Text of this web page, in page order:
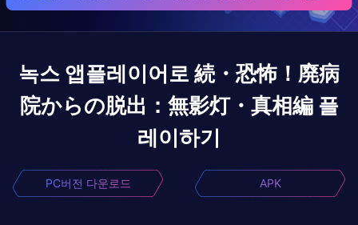
녹스 앱플레이어로 続・恐怖！廃病
院からの脱出：無影灯・真相編 플
레이하기
PC버전 다운로드 APK